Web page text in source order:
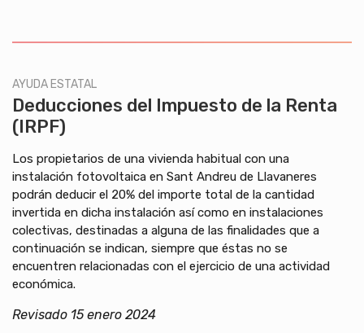
AYUDA ESTATAL
Deducciones del Impuesto de la Renta
(IRPF)
Los propietarios de una vivienda habitual con una
instalación fotovoltaica en Sant Andreu de Llavaneres
podrán deducir el 20% del importe total de la cantidad
invertida en dicha instalación así como en instalaciones
colectivas, destinadas a alguna de las finalidades que a
continuación se indican, siempre que éstas no se
encuentren relacionadas con el ejercicio de una actividad
económica.
Revisado 15 enero 2024